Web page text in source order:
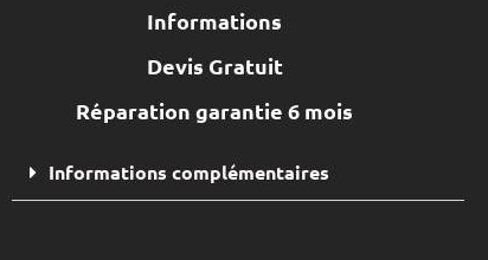
Informations
Devis Gratuit
Réparation garantie 6 mois
Informations complémentaires